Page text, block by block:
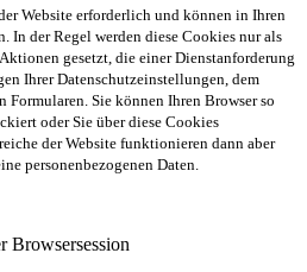
Website erforderlich und können in Ihren
In der Regel werden diese Cookies nur als
gesetzt, die einer Dienstanforderung
Ihrer Datenschutzeinstellungen, dem
Formularen. Sie können Ihren Browser so
oder Sie über diese Cookies
der Website funktionieren dann aber
personenbezogenen Daten.
Browsersession